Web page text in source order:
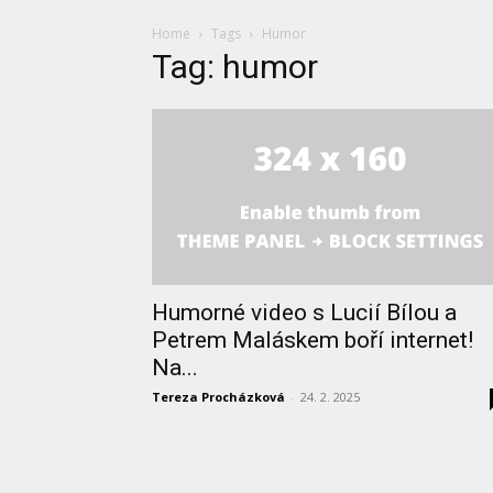
Home Tags Humor
Tag: humor
Humorné video s Lucií Bílou a
Petrem Maláskem boří internet!
Na...
Tereza Procházková - 24. 2. 2025